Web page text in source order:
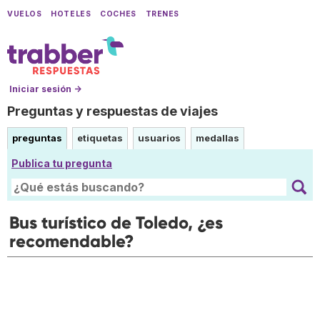
VUELOS HOTELES COCHES TRENES
Iniciar sesión →
Preguntas y respuestas de viajes
preguntas etiquetas usuarios medallas
Publica tu pregunta
Bus turístico de Toledo, ¿es
recomendable?